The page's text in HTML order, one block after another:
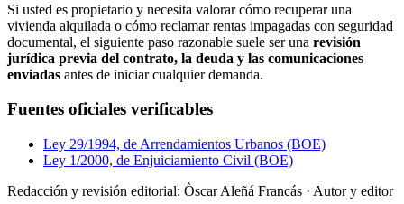
Si usted es propietario y necesita valorar cómo recuperar una
vivienda alquilada o cómo reclamar rentas impagadas con seguridad
documental, el siguiente paso razonable suele ser una revisión
jurídica previa del contrato, la deuda y las comunicaciones
enviadas antes de iniciar cualquier demanda.
Fuentes oficiales verificables
Ley 29/1994, de Arrendamientos Urbanos (BOE)
Ley 1/2000, de Enjuiciamiento Civil (BOE)
Redacción y revisión editorial: Òscar Aleñá Francás · Autor y editor